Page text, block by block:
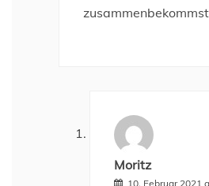
Moritz
10. Februar 2021